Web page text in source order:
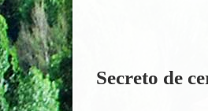
Secreto de